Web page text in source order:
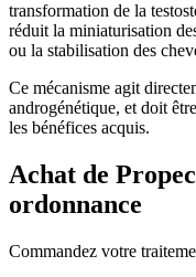
transformation de la
réduit la miniaturisation
ou la stabilisation des
Ce mécanisme agit
androgénétique, et doit
les bénéfices acquis.
Achat de
ordonnance
Commandez votre